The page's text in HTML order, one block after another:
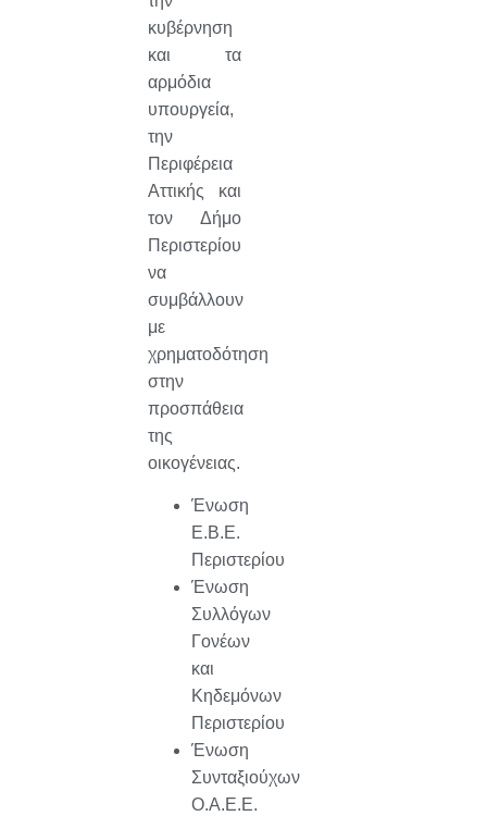
κυβέρνηση
και τα
αρμόδια
υπουργεία,
την
Περιφέρεια
Αττικής και
τον Δήμο
Περιστερίου
να
συμβάλλουν
με
χρηματοδότηση
στην
προσπάθεια
της
οικογένειας.
Ένωση
Ε.Β.Ε.
Περιστερίου
Ένωση
Συλλόγων
Γονέων
και
Κηδεμόνων
Περιστερίου
Ένωση
Συνταξιούχων
Ο.Α.Ε.Ε.